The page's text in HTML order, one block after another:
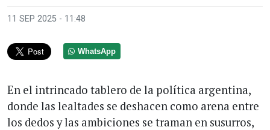
11 SEP 2025 - 11:48
WhatsApp
En el intrincado tablero de la política argentina,
donde las lealtades se deshacen como arena entre
los dedos y las ambiciones se traman en susurros,